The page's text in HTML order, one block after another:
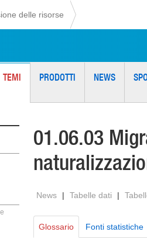
delle risorse
TEMI PRODOTTI NEWS
01.06.03
News | Tabelle dati |
Glossario Fonti statistiche